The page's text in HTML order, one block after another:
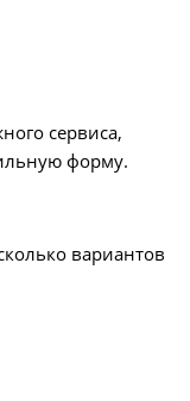
сервиса,
форму.
вариантов